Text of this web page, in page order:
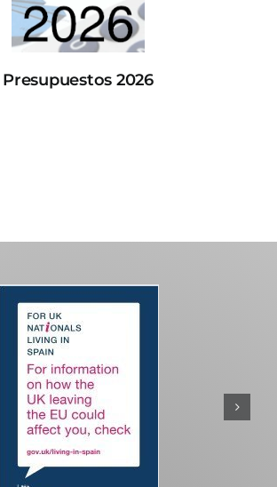
Presupuestos 2026